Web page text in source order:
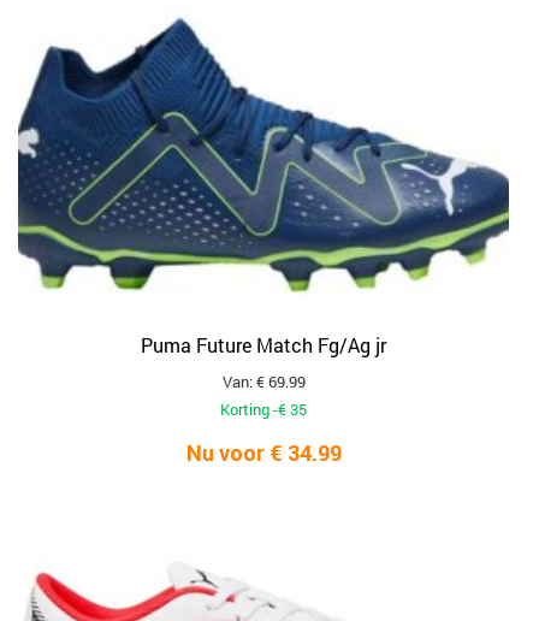
Puma Future Match Fg/Ag jr
Van: € 69.99
Korting -€ 35
Nu voor € 34.99